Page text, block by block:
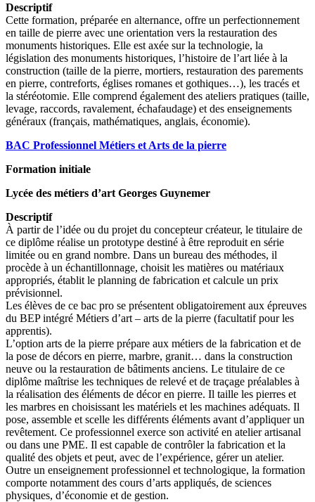
Descriptif
Cette formation, préparée en alternance, offre un perfectionnement
en taille de pierre avec une orientation vers la restauration des
monuments historiques. Elle est axée sur la technologie, la
législation des monuments historiques, l’histoire de l’art liée à la
construction (taille de la pierre, mortiers, restauration des parements
en pierre, contreforts, églises romanes et gothiques…), les tracés et
la stéréotomie. Elle comprend également des ateliers pratiques (taille,
levage, raccords, ravalement, échafaudage) et des enseignements
généraux (français, mathématiques, anglais, économie).
BAC Professionnel Métiers et Arts de la pierre
Formation initiale
Lycée des métiers d’art Georges Guynemer
Descriptif
À partir de l’idée ou du projet du concepteur créateur, le titulaire de
ce diplôme réalise un prototype destiné à être reproduit en série
limitée ou en grand nombre. Dans un bureau des méthodes, il
procède à un échantillonnage, choisit les matières ou matériaux
appropriés, établit le planning de fabrication et calcule un prix
prévisionnel.
Les élèves de ce bac pro se présentent obligatoirement aux épreuves
du BEP intégré Métiers d’art – arts de la pierre (facultatif pour les
apprentis).
L’option arts de la pierre prépare aux métiers de la fabrication et de
la pose de décors en pierre, marbre, granit… dans la construction
neuve ou la restauration de bâtiments anciens. Le titulaire de ce
diplôme maîtrise les techniques de relevé et de traçage préalables à
la réalisation des éléments de décor en pierre. Il taille les pierres et
les marbres en choisissant les matériels et les machines adéquats. Il
pose, assemble et scelle les différents éléments avant d’appliquer un
revêtement. Ce professionnel exerce son activité en atelier artisanal
ou dans une PME. Il est capable de contrôler la fabrication et la
qualité des objets et peut, avec de l’expérience, gérer un atelier.
Outre un enseignement professionnel et technologique, la formation
comporte notamment des cours d’arts appliqués, de sciences
physiques, d’économie et de gestion.